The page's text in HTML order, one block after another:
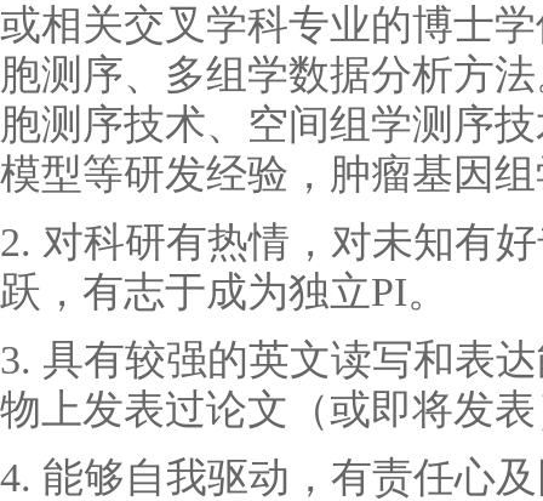
或相关交叉学科专业的博士
胞测序、多组学数据分析方
胞测序技术、空间组学测序
模型等研发经验，肿瘤基因
2. 对科研有热情，对未知有
跃，有志于成为独立PI。
3. 具有较强的英文读写和表
物上发表过论文（或即将发
4. 能够自我驱动，有责任心